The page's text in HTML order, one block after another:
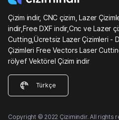
Çizim indir, CNC çizim, Lazer
indir,Free DXF indir,Cnc ve Lazer
Cutting,Ücretsiz Lazer Çizimleri -
Çizimleri Free Vectors Laser
rölyef Vektörel Çizim indir
Türkçe
Copyright © 2022 Çizimindir. All rights